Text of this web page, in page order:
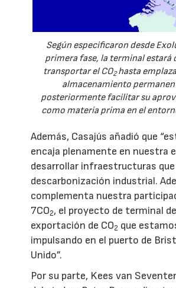
Según especificaron desde
primera fase, la terminal estará
transportar el CO2hasta
almacenamiento
posteriormente facilitar su
como materia prima en el
Además, Casajús añadió que
encaja plenamente en nuestra
desarrollar infraestructuras
descarbonización industrial.
complementa nuestra
7CO2, el proyecto de terminal de
exportación de CO2 que
impulsando en el puerto de
Unido”.
Por su parte, Kees van